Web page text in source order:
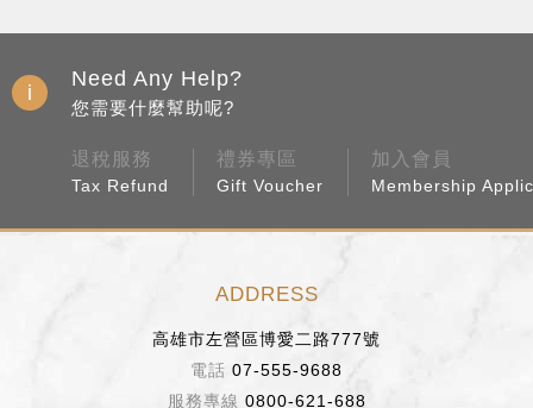
Need Any Help?
您需要什麼幫助呢?
退稅服務
Tax Refund
禮券專區
Gift Voucher
加入會員
Membership
ADDRESS
高雄市左營區博愛二路777號
07-555-9688
0800-621-688